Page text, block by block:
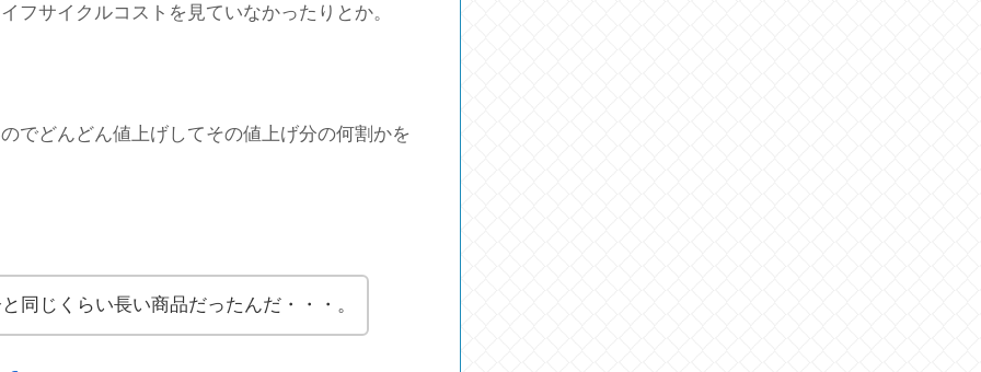
フサイクルコストを見ていなかったりとか。
でどんどん値上げしてその値上げ分の何割かを
同じくらい長い商品だったんだ・・・。